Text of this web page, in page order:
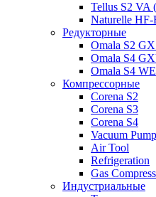
Tellus S2 VA
Naturelle HF-
Редукторные
Omala S2
Omala S4
Omala S4
Компрессорные
Corena S2
Corena S3
Corena S4
Vacuum Pump
Air Tool
Refrigeration
Gas
Индустриальные